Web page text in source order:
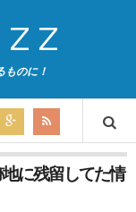
ものに！
に残留してた情